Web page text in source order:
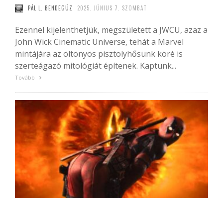
PÁL L. BENDEGÚZ 2025. JÚNIUS 7. SZOMBAT
Ezennel kijelenthetjük, megszületett a JWCU, azaz a
John Wick Cinematic Universe, tehát a Marvel
mintájára az öltönyös pisztolyhősünk köré is
szerteágazó mitológiát építenek. Kaptunk...
Tovább